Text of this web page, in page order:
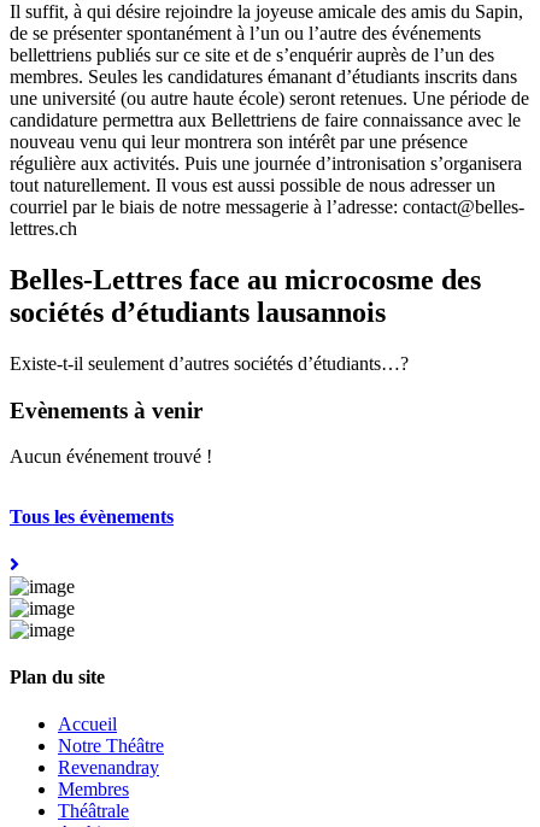
Il suffit, à qui désire rejoindre la joyeuse amicale des amis du Sapin,
de se présenter spontanément à l’un ou l’autre des événements
bellettriens publiés sur ce site et de s’enquérir auprès de l’un des
membres. Seules les candidatures émanant d’étudiants inscrits dans
une université (ou autre haute école) seront retenues. Une période de
candidature permettra aux Bellettriens de faire connaissance avec le
nouveau venu qui leur montrera son intérêt par une présence
régulière aux activités. Puis une journée d’intronisation s’organisera
tout naturellement. Il vous est aussi possible de nous adresser un
courriel par le biais de notre messagerie à l’adresse: contact@belles-
lettres.ch
Belles-Lettres face au microcosme des
sociétés d’étudiants lausannois
Existe-t-il seulement d’autres sociétés d’étudiants…?
Evènements à venir
Aucun événement trouvé !
Tous les évènements
Plan du site
Accueil
Notre Théâtre
Revenandray
Membres
Théâtrale